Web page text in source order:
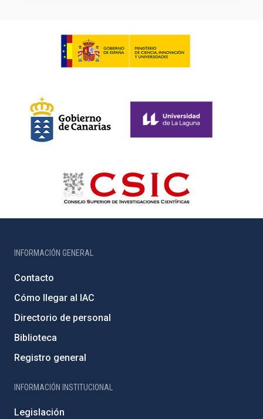
INFORMACIÓN GENERAL
Contacto
Cómo llegar al IAC
Directorio de personal
Biblioteca
Registro general
INFORMACIÓN INSTITUCIONAL
Legislación